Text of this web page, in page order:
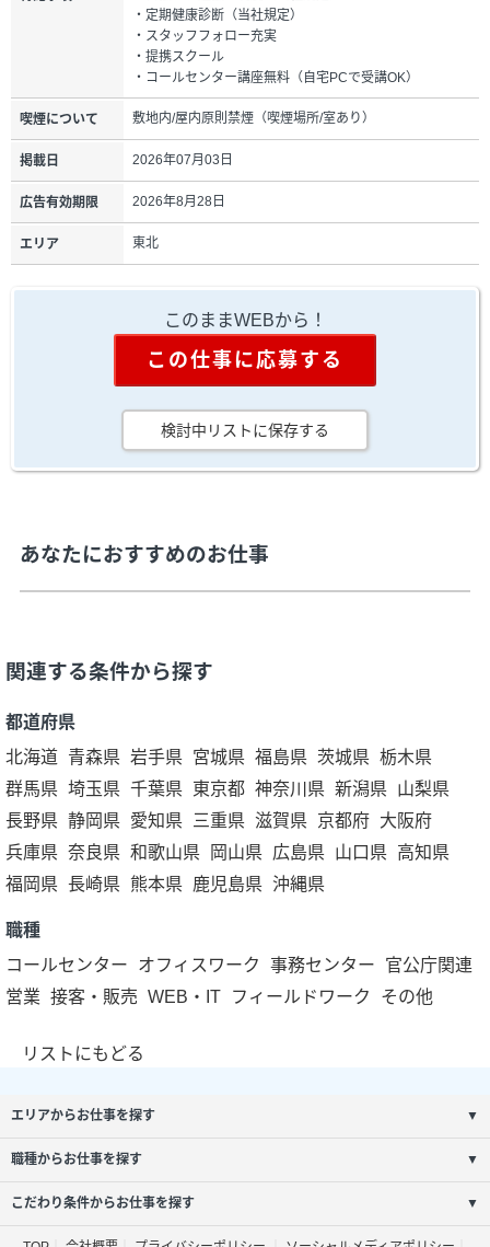
・定期健康診断（当社規定）
・スタッフフォロー充実
・提携スクール
・コールセンター講座無料（自宅PCで受講OK）
喫煙について 敷地内/屋内原則禁煙（喫煙場所/室あり）
掲載日 2026年07月03日
広告有効期限 2026年8月28日
エリア 東北
このままWEBから！
この仕事に応募する
検討中リストに保存する
あなたにおすすめのお仕事
関連する条件から探す
都道府県
北海道 青森県 岩手県 宮城県 福島県 茨城県 栃木県
群馬県 埼玉県 千葉県 東京都 神奈川県 新潟県 山梨県
長野県 静岡県 愛知県 三重県 滋賀県 京都府 大阪府
兵庫県 奈良県 和歌山県 岡山県 広島県 山口県 高知県
福岡県 長崎県 熊本県 鹿児島県 沖縄県
職種
コールセンター
オフィスワーク 事務センター
官公庁関連
営業 接客・販売 WEB・IT フィールドワーク その他
リストにもどる
エリアからお仕事を探す ▼
職種からお仕事を探す ▼
こだわり条件からお仕事を探す ▼